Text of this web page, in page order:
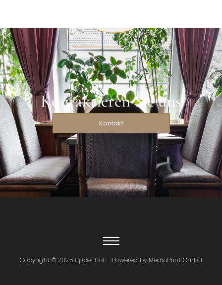
Kontaktieren Sie uns
Kontakt
Copyright © 2025 Lipper Hof – Powered by MedioPrint GmbH